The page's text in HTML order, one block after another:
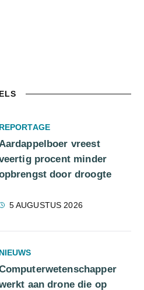
REPORTAGE
vreest
procent minder
door droogte
5 AUGUSTUS 2026
NIEUWS
aan drone die op